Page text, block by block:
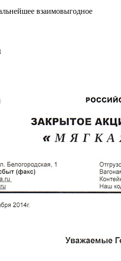
взаимовыгодное